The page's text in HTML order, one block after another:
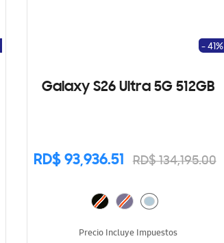
Galaxy S26 Ultra 5G 512GB
RD$ 93,936.51 RD$ 134,195.00
- 41%
Precio Incluye Impuestos